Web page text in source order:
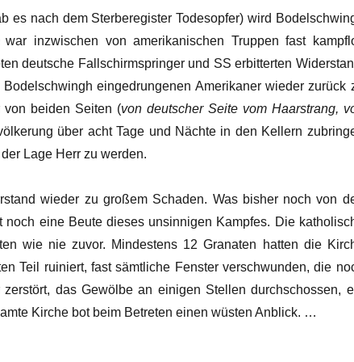
es nach dem Sterberegister Todesopfer) wird
inzwischen von amerikanischen Truppen fast
deutsche Fallschirmspringer und SS erbitterten
eingedrungenen Amerikaner wieder zurück
von beiden Seiten (von deutscher Seite vom Haarstrang,
über acht Tage und Nächte in den Kellern
Lage Herr zu werden.
wieder zu großem Schaden. Was bisher noch von
eine Beute dieses unsinnigen Kampfes. Die
wie nie zuvor. Mindestens 12 Granaten hatten die
Teil ruiniert, fast sämtliche Fenster verschwunden, die
das Gewölbe an einigen Stellen durchschossen,
Kirche bot beim Betreten einen wüsten Anblick. …